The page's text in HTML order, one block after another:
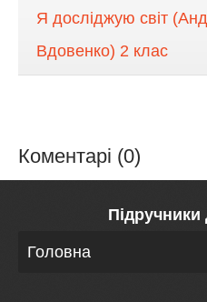
Я досліджую світ
Вдовенко) 2 клас
Коментарі (0)
Підручники
Головна